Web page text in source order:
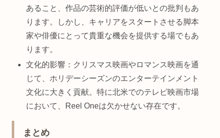
あること、作品の芸術的評価が低いとの批判もあ
ります。しかし、キャリアをスタートさせる脚本
家や俳優にとって貴重な機会を提供する場でもあ
ります。
文化的影響：クリスマス映画やロマンス映画を通
じて、ホリデーシーズンのエンターテインメント
文化に大きく貢献。特に北米でのテレビ映画市場
において、Reel Oneは欠かせない存在です。
まとめ